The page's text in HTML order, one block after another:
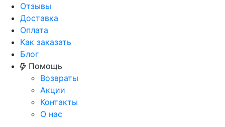
Отзывы
Доставка
Оплата
Как заказать
Блог
Помощь
Возвраты
Акции
Контакты
О нас